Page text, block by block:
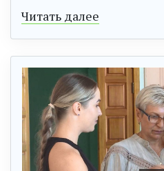
Читать далее